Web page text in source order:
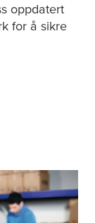
oppdatert
for å sikre